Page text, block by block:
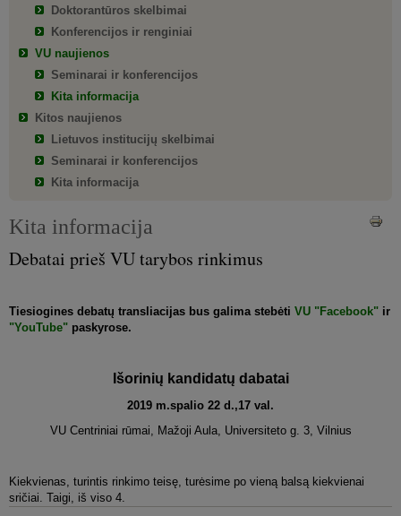
Doktorantūros skelbimai
Konferencijos ir renginiai
VU naujienos
Seminarai ir konferencijos
Kita informacija
Kitos naujienos
Lietuvos institucijų skelbimai
Seminarai ir konferencijos
Kita informacija
Kita informacija
Debatai prieš VU tarybos rinkimus
Tiesiogines debatų transliacijas bus galima stebėti VU "Facebook" ir
"YouTube" paskyrose.
Išorinių kandidatų dabatai
2019 m.spalio 22 d.,17 val.
VU Centriniai rūmai, Mažoji Aula, Universiteto g. 3, Vilnius
Kiekvienas, turintis rinkimo teisę, turėsime po vieną balsą kiekvienai
sričiai. Taigi, iš viso 4.